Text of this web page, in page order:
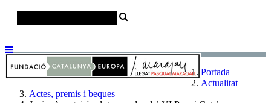
Portada
Actualitat
Actes, premis i beques